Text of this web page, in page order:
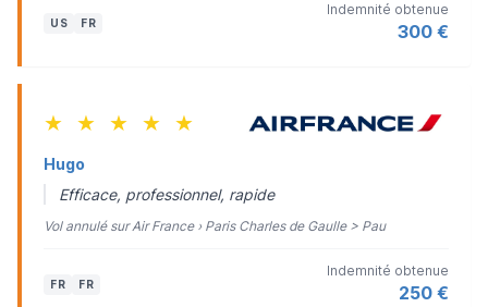
US FR
Indemnité obtenue
300 €
★ ★ ★ ★ ★
Hugo
Efficace, professionnel, rapide
Vol annulé sur Air France › Paris Charles de Gaulle > Pau
FR FR
Indemnité obtenue
250 €